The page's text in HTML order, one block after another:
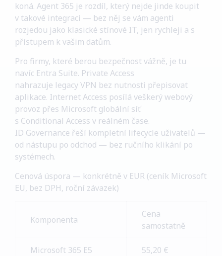
koná. Agent 365 je rozdíl, který nejde jinde koupit
v takové integraci — bez něj se vám agenti
rozjedou jako klasické stínové IT, jen rychleji a s
přístupem k vašim datům.
Pro firmy, které berou bezpečnost vážně, je tu
navíc Entra Suite. Private Access
nahrazuje legacy VPN bez nutnosti přepisovat
aplikace. Internet Access posílá veškerý webový
provoz přes Microsoft globální síť
s Conditional Access v reálném čase.
ID Governance řeší kompletní lifecycle uživatelů —
od nástupu po odchod — bez ručního klikání po
systémech.
Cenová úspora — konkrétně v EUR (ceník Microsoft
EU, bez DPH, roční závazek)
Komponenta
Cena
samostatně
Microsoft 365 E5 55,20 €